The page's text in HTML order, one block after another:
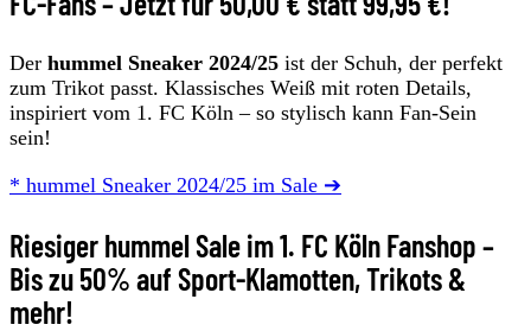
Der hummel Sneaker 2024/25 ist der Schuh, der perfekt
zum Trikot passt. Klassisches Weiß mit roten Details,
inspiriert vom 1. FC Köln – so stylisch kann Fan-Sein
sein!
* hummel Sneaker 2024/25 im Sale ➔
Riesiger hummel Sale im 1. FC Köln Fanshop –
Bis zu 50% auf Sport-Klamotten, Trikots &
mehr!